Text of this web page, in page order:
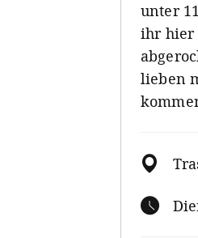
unter
ihr hier
lieben